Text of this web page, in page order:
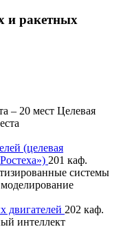
и ракетных
– 20 мест Целевая
(целевая
201 каф.
системы
двигателей 202 каф.
интеллект